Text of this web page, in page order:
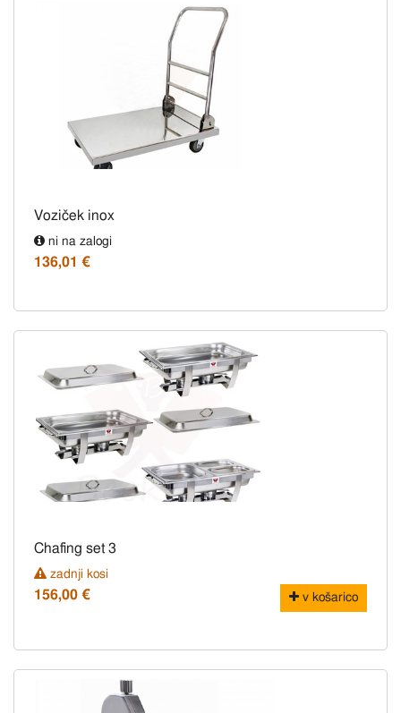
Voziček inox
ni na zalogi
136,01 €
Chafing set 3
zadnji kosi
156,00 € v košarico